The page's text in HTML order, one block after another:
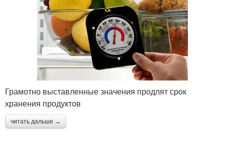
Грамотно выставленные значения продлят срок
хранения продуктов
читать дальше →